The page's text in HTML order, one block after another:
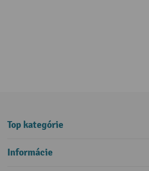
Top kategórie
Informácie